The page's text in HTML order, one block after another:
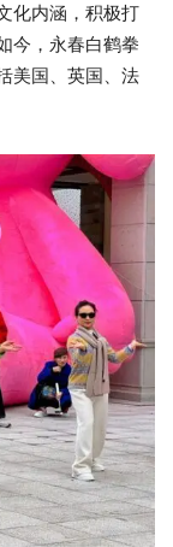
化内涵，积极打
今，永春白鹤拳
美国、英国、法